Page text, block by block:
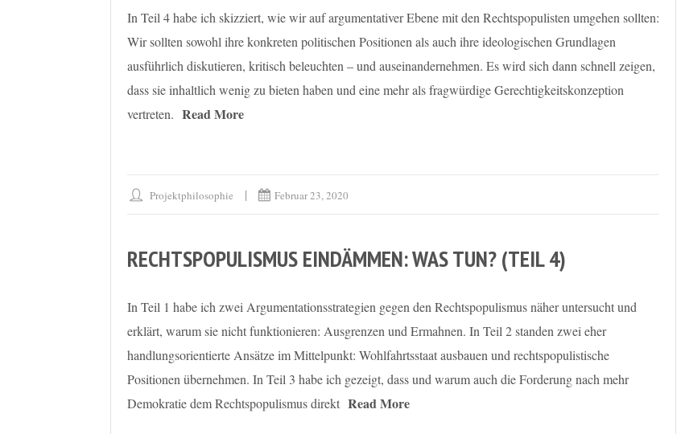
In Teil 4 habe ich skizziert, wie wir auf argumentativer Ebene mit den Rechtspopulisten umgehen sollten:
Wir sollten sowohl ihre konkreten politischen Positionen als auch ihre ideologischen Grundlagen
ausführlich diskutieren, kritisch beleuchten – und auseinandernehmen. Es wird sich dann schnell zeigen,
dass sie inhaltlich wenig zu bieten haben und eine mehr als fragwürdige Gerechtigkeitskonzeption
vertreten. Read More
Projektphilosophie Februar 23, 2020
RECHTSPOPULISMUS EINDÄMMEN: WAS TUN? (TEIL 4)
In Teil 1 habe ich zwei Argumentationsstrategien gegen den Rechtspopulismus näher untersucht und
erklärt, warum sie nicht funktionieren: Ausgrenzen und Ermahnen. In Teil 2 standen zwei eher
handlungsorientierte Ansätze im Mittelpunkt: Wohlfahrtsstaat ausbauen und rechtspopulistische
Positionen übernehmen. In Teil 3 habe ich gezeigt, dass und warum auch die Forderung nach mehr
Demokratie dem Rechtspopulismus direkt Read More